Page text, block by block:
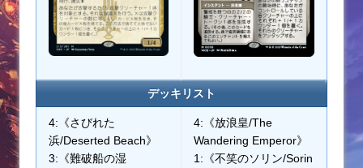
デッキリスト
4:《さびれた
浜/Deserted Beach》
3:《難破船の湿
4:《放浪皇/The
Wandering Emperor》
1:《不笑のソリン/Sorin